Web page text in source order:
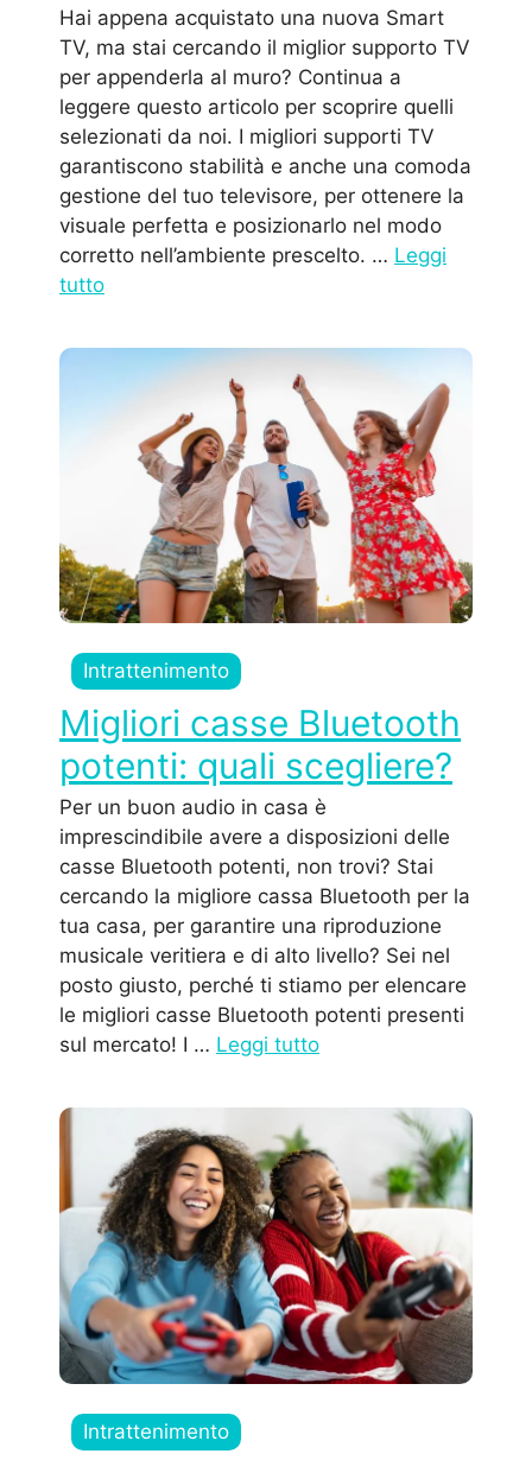
Hai appena acquistato una nuova Smart
TV, ma stai cercando il miglior supporto TV
per appenderla al muro? Continua a
leggere questo articolo per scoprire quelli
selezionati da noi. I migliori supporti TV
garantiscono stabilità e anche una comoda
gestione del tuo televisore, per ottenere la
visuale perfetta e posizionarlo nel modo
corretto nell’ambiente prescelto. … Leggi
tutto
Intrattenimento
Migliori casse Bluetooth
potenti: quali scegliere?
Per un buon audio in casa è
imprescindibile avere a disposizioni delle
casse Bluetooth potenti, non trovi? Stai
cercando la migliore cassa Bluetooth per la
tua casa, per garantire una riproduzione
musicale veritiera e di alto livello? Sei nel
posto giusto, perché ti stiamo per elencare
le migliori casse Bluetooth potenti presenti
sul mercato! I … Leggi tutto
Intrattenimento